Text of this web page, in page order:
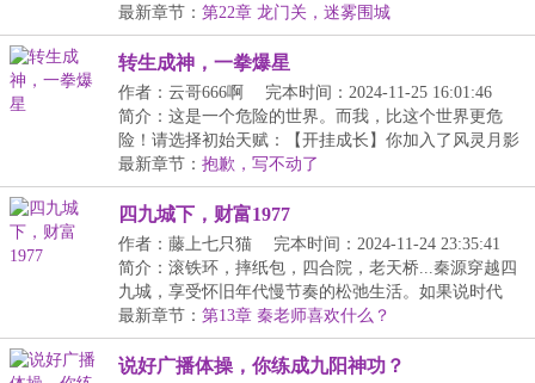
脑...
最新章节： 第22章 龙门关，迷雾围城
转生成神，一拳爆星
作者：云哥666啊
完本时间：2024-11-25 16:01:46
简介：这是一个危险的世界。而我，比这个世界更危
险！请选择初始天赋：【开挂成长】你加入了风灵月影
宗。...
最新章节： 抱歉，写不动了
四九城下，财富1977
作者：藤上七只猫
完本时间：2024-11-24 23:35:41
简介：滚铁环，摔纸包，四合院，老天桥...秦源穿越四
九城，享受怀旧年代慢节奏的松弛生活。如果说时代
的...
最新章节： 第13章 秦老师喜欢什么？
说好广播体操，你练成九阳神功？